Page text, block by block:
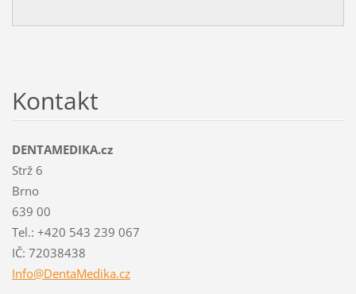
Kontakt
DENTAMEDIKA.cz
Strž 6
Brno
639 00
Tel.: +420 543 239 067
IČ: 72038438
Info@DentaMedika.cz